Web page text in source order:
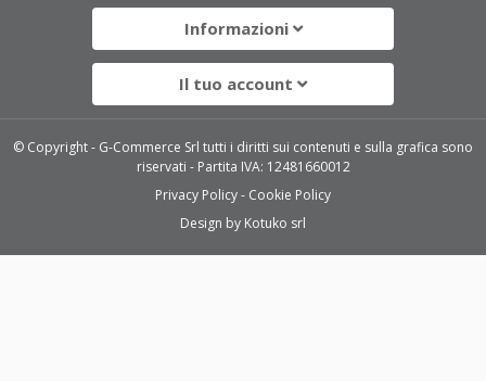
Informazioni
Il tuo account
© Copyright - G-Commerce Srl tutti i diritti sui contenuti e sulla grafica sono
riservati - Partita IVA: 12481660012
Privacy Policy
Cookie Policy
Design by Kotuko srl